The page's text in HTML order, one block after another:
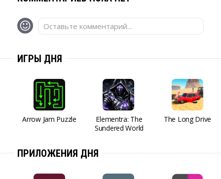
Оставьте комментарий...
ИГРЫ ДНЯ
Arrow Jam Puzzle
Elementra: The
Sundered World
The Long Drive
ПРИЛОЖЕНИЯ ДНЯ